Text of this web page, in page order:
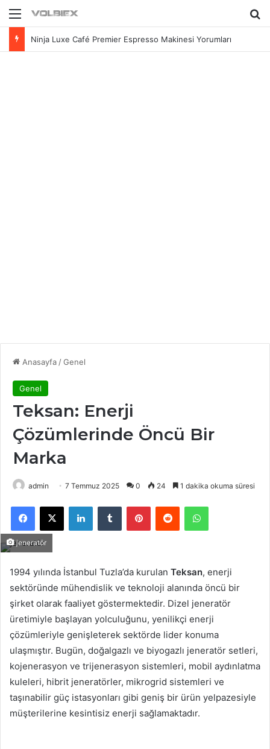
Menü
Ninja Luxe Café Premier Espresso Makinesi Yorumları
Anasayfa /Genel
Genel
Teksan: Enerji
Çözümlerinde Öncü Bir
Marka
admin 7 Temmuz 2025 0 24 1 dakika okuma süresi
Facebook
X LinkedInTumblr PinterestReddit WhatsApp
jeneratör
1994 yılında İstanbul Tuzla’da kurulan Teksan, enerji
sektöründe mühendislik ve teknoloji alanında öncü bir
şirket olarak faaliyet göstermektedir. Dizel jeneratör
üretimiyle başlayan yolculuğunu, yenilikçi enerji
çözümleriyle genişleterek sektörde lider konuma
ulaşmıştır. Bugün, doğalgazlı ve biyogazlı jeneratör setleri,
kojenerasyon ve trijenerasyon sistemleri, mobil aydınlatma
kuleleri, hibrit jeneratörler, mikrogrid sistemleri ve
taşınabilir güç istasyonları gibi geniş bir ürün yelpazesiyle
müşterilerine kesintisiz enerji sağlamaktadır.